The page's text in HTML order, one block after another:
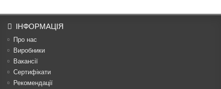
ІНФОРМАЦІЯ
Про нас
Виробники
Вакансії
Сертифікати
Рекомендації